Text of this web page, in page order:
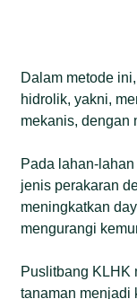
Dalam metode
hidrolik, yakni,
mekanis, dengan
Pada lahan-
jenis perakaran
meningkatkan
mengurangi
Puslitbang KLHK
tanaman menjadi